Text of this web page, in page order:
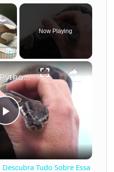
×
Now Playing
×
P
A Magnífica Python Ball: Descubra Tudo Sobre Essa Serpente Fascinante!
Tudo Sobre Essa